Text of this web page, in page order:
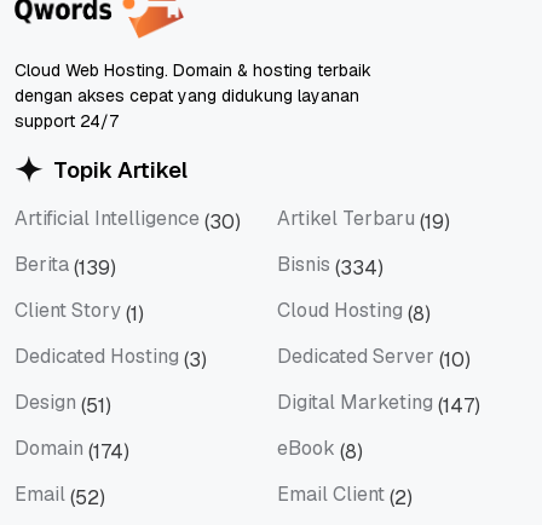
Cloud Web Hosting. Domain & hosting terbaik
dengan akses cepat yang didukung layanan
support 24/7
Topik Artikel
Artificial Intelligence (30) Artikel Terbaru (19)
Berita(139) Bisnis (334)
Client Story(1) Cloud Hosting (8)
Dedicated Hosting (3) Dedicated Server (10)
Design (51) Digital Marketing (147)
Domain (174) eBook (8)
Email(52) Email Client(2)